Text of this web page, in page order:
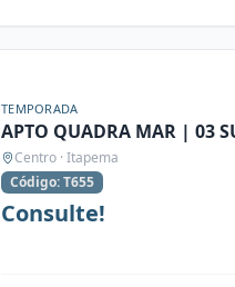
TEMPORADA
APTO QUADRA MAR | 03
Centro · Itapema
Código: T655
Consulte!